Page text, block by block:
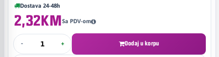
Dostava 24-48h
2,32KMSa PDV-om
- + Dodaj u korpu